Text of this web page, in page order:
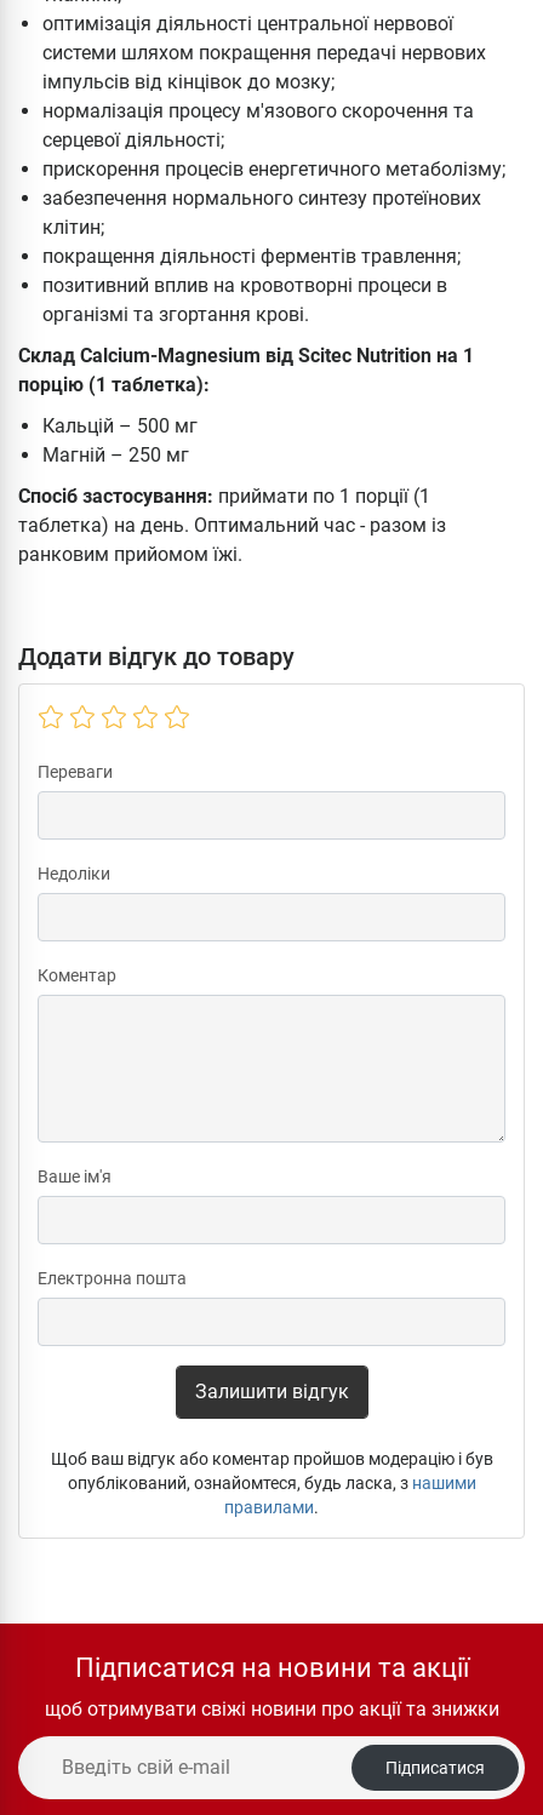
оптимізація діяльності центральної нервової
системи шляхом покращення передачі нервових
імпульсів від кінцівок до мозку;
нормалізація процесу м'язового скорочення та
серцевої діяльності;
прискорення процесів енергетичного метаболізму;
забезпечення нормального синтезу протеїнових
клітин;
покращення діяльності ферментів травлення;
позитивний вплив на кровотворні процеси в
організмі та згортання крові.
Склад Calcium-Magnesium від Scitec Nutrition на 1
порцію (1 таблетка):
Кальцій – 500 мг
Магній – 250 мг
Спосіб застосування: приймати по 1 порції (1
таблетка) на день. Оптимальний час - разом із
ранковим прийомом їжі.
Додати відгук до товару
Переваги
Недоліки
Коментар
Ваше ім'я
Електронна пошта
Залишити відгук
Щоб ваш відгук або коментар пройшов модерацію і був
опублікований, ознайомтеся, будь ласка, з нашими
правилами.
Підписатися на новини та акції
щоб отримувати свіжі новини про акції та знижки
Підписатися